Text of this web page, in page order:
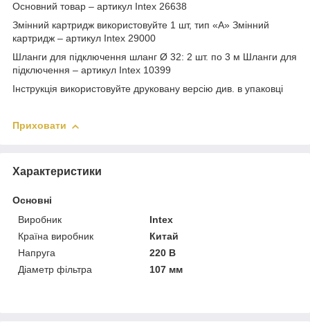
Основний товар – артикул Intex 26638
Змінний картридж використовуйте 1 шт, тип «A» Змінний
картридж – артикул Intex 29000
Шланги для підключення шланг Ø 32: 2 шт. по 3 м Шланги для
підключення – артикул Intex 10399
Інструкція використовуйте друковану версію див. в упаковці
Приховати
Характеристики
Основні
Виробник
Intex
Країна виробник
Китай
Напруга
220 В
Діаметр фільтра
107 мм